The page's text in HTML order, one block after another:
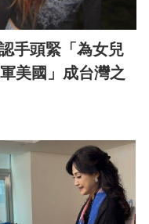
手頭緊「為女兒
美國」成台灣之